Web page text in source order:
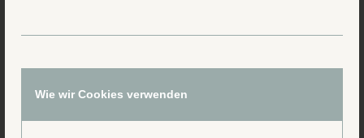
Wie wir Cookies verwenden